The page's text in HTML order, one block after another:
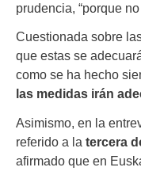
prudencia, “porque
Cuestionada sobre
que estas se
como se ha hecho
las medidas irán
Asimismo, en la
referido a la tercera
afirmado que en